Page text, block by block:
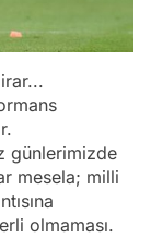
günlerimizde
mesela; milli
olmaması.